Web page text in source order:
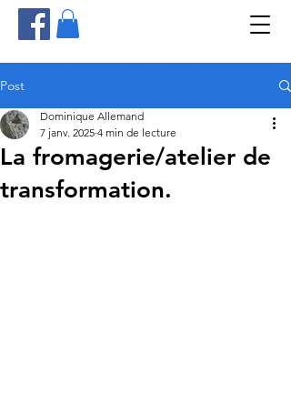
Post
La fromagerie/atelier de
transformation.
Dominique Allemand
7 janv. 2025 4 min de lecture